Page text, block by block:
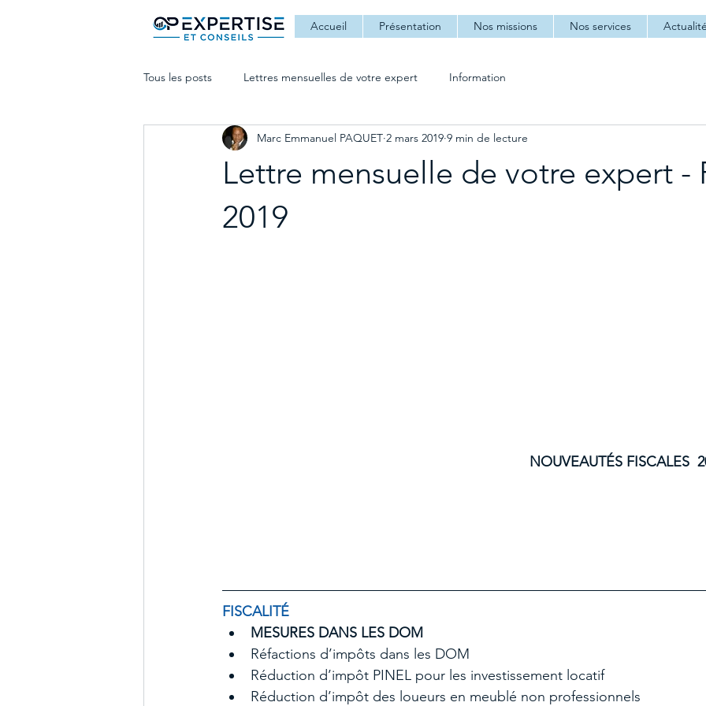
Accueil Présentation Nos missions Nos services
Tous les posts Lettres mensuelles de votre expert Information
Lettre mensuelle de votre expert -
2019
Marc Emmanuel PAQUET 2 mars 2019 9 min de lecture
NOUVEAUTÉS FISCALES
FISCALITÉ
MESURES DANS LES DOM
Réfactions d’impôts dans les DOM
Réduction d’impôt PINEL pour les investissement locatif
Réduction d’impôt des loueurs en meublé non professionnels